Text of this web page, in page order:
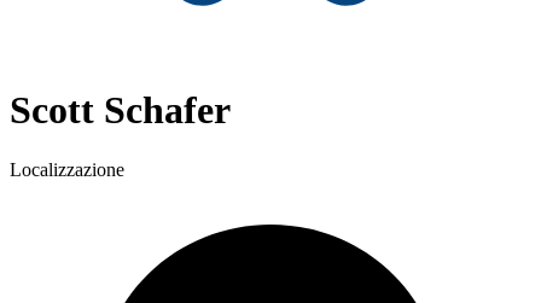
Scott Schafer
Localizzazione